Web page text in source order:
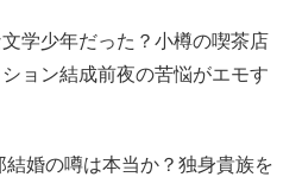
学少年だった？小樽の喫茶店
ョン結成前夜の苦悩がエモす
婚の噂は本当か？独身貴族を